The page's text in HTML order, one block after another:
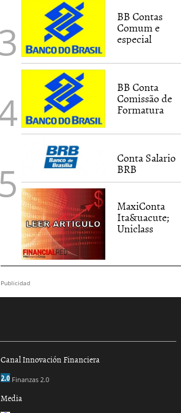
BB Contas
Comum e
especial
BB Conta
Comissão de
Formatura
Conta Salario
BRB
MaxiConta
Ita&uacute;
Uniclass
Publicidad
Canal Innovación Financiera
Finanzas 2.0
Media